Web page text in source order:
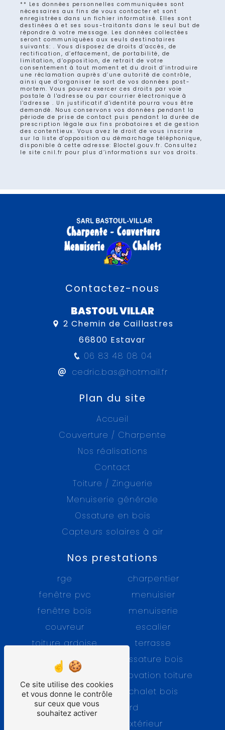
** Les données personnelles communiquées sont
nécessaires aux fins de vous contacter et sont
enregistrées dans un fichier informatisé. Elles sont
destinées à et ses sous-traitants dans le seul but de
répondre à votre message. Les données collectées
seront communiquées aux seuls destinataires
suivants: . Vous disposez de droits d’accès, de
rectification, d’effacement, de portabilité, de
limitation, d’opposition, de retrait de votre
consentement à tout moment et du droit d’introduire
une réclamation auprès d’une autorité de contrôle,
ainsi que d’organiser le sort de vos données post-
mortem. Vous pouvez exercer ces droits par voie
postale à l'adresse ou par courrier électronique à
l'adresse . Un justificatif d'identité pourra vous être
demandé. Nous conservons vos données pendant la
période de prise de contact puis pendant la durée de
prescription légale aux fins probatoires et de gestion
des contentieux. Vous avez le droit de vous inscrire
sur la liste d'opposition au démarchage téléphonique,
disponible à cette adresse: Bloctel.gouv.fr. Consultez
le site cnil.fr pour plus d’informations sur vos droits.
Contactez-nous
BASTOUL VILLAR
2 Chemin de Caillastres
66800 Estavar
06 83 48 08 04
cedric.bas@hotmail.fr
Plan du site
Accueil
Couverture / Charpente
Nos réalisations
Contact
Toiture / Zinguerie
Menuiserie générale
Ossature en bois
Capteurs solaires à air
Nos prestations
rge
fenêtre pvc
fenêtre bois
couvreur
toiture ardoise
fenêtre alu
charpente
bardage bois
charpentier
menuisier
menuiserie
escalier
terrasse
ossature bois
rénovation toiture
chalet bois
tuile gerard
isolation par l’extérieur
Ce site utilise des cookies
et vous donne le contrôle
sur ceux que vous
souhaitez activer